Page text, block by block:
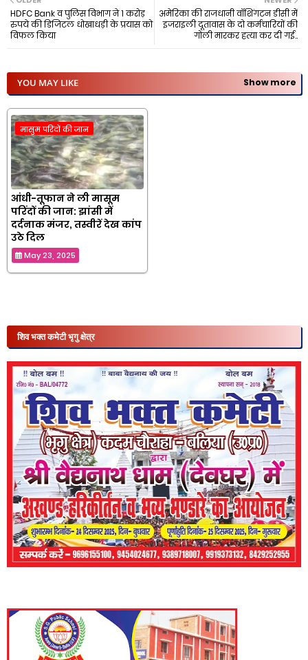
अमेरिका की राजधानी वॉशिंगटन डीसी में
इजराइली दूतावास के दो कर्मचारियों की
गोली मारकर हत्या कर दी गई..
HDFC Bank व पुलिस विभाग ने 1 करोड़
रुपये की डिजिटल धोखाधड़ी के प्रयास को
विफल किया
YOU MAY LIKE Show more
मासुम परिंदों की जान
आंधी-तूफान ने ली मासूम
परिंदों की जान: झांसी में
दर्दनाक मंजर, तस्वीरें देख कांप
उठे दिल
May 23, 2025
शिव भक्त कमेटी भृगु क्षेत्र